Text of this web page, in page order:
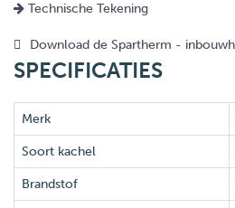
Technische Tekening
Download de Spartherm -
SPECIFICATIES
Merk
Soort kachel
Brandstof